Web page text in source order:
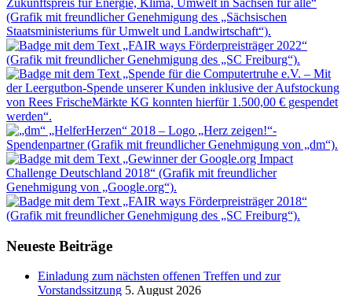
Neueste Beiträge
Einladung zum nächsten offenen Treffen und zur
Vorstandssitzung 5. August 2026